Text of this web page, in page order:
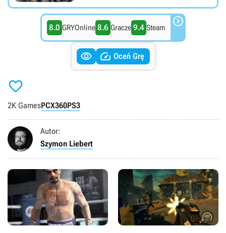
8.0 GRYOnline 8.6 Gracze 9.4 Steam 
  Oceń Grę

2K GamesPCX360PS3
Autor:
Szymon Liebert